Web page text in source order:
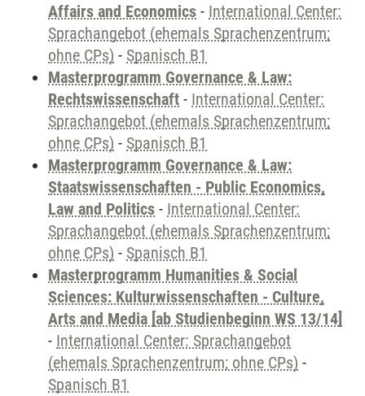
Affairs and Economics - International Center:
Sprachangebot (ehemals Sprachenzentrum;
ohne CPs) - Spanisch B1
Masterprogramm Governance & Law:
Rechtswissenschaft - International Center:
Sprachangebot (ehemals Sprachenzentrum;
ohne CPs) - Spanisch B1
Masterprogramm Governance & Law:
Staatswissenschaften - Public Economics,
Law and Politics - International Center:
Sprachangebot (ehemals Sprachenzentrum;
ohne CPs) - Spanisch B1
Masterprogramm Humanities & Social
Sciences: Kulturwissenschaften - Culture,
Arts and Media [ab Studienbeginn WS 13/14]
- International Center: Sprachangebot
(ehemals Sprachenzentrum; ohne CPs) -
Spanisch B1